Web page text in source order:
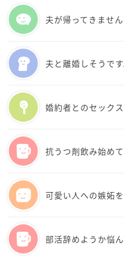
現実の人間関係や社会に
ります。神話や歴史の世
なっているのかもしれま
もし最近、人との関わり
みを感じにくくなってい
かけてみてください。
また、現代社会には確か
い人や誠実な人もたくさ
な人との出会いが少ない
ロマンチストであること
界に心を動かされる感性
す。
夫が帰ってきません
夫と離婚しそうです
婚約者とのセック
抗うつ剤飲み始め
可愛い人への嫉妬
部活辞めようか悩